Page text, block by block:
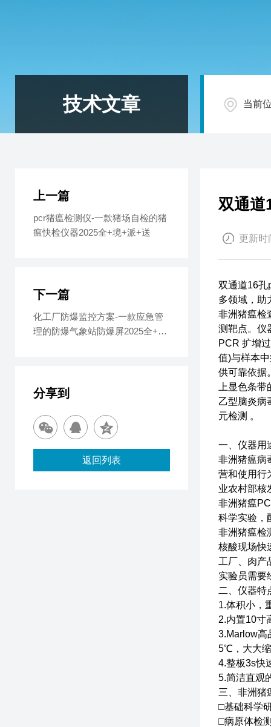
技术文章 当前
双通道
更新时
双通道16孔
多领域，助
非洲猪瘟检
测靶点。仪
PCR 扩增
值)与样本
供可靠依据
上显色条
乙型脑炎病
元检测 。
一、仪器用
非洲猪瘟病
营和使用行
业农村部核
非洲猪瘟
科学实验，
非洲猪瘟检
核酸现场快
工厂、肉产
实验员需要
二、仪器特
1.体积小，
2.内置10寸
3.Marlow高
5℃，大大
4.整板3s快
5.简洁直观
三、非洲猪
□基础科学
□病原体检
上一篇
pcr猪瘟检测仪-一款猪场自检的猪
瘟快检仪器2025全+境+派+送
下一篇
化工厂防爆监控方案-一款应急管
理的防爆气象站防爆屏2025全+境
分享到
返回列表